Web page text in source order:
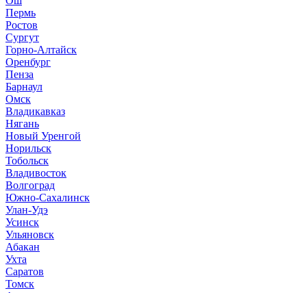
Пермь
Ростов
Сургут
Горно-Алтайск
Оренбург
Пенза
Барнаул
Омск
Владикавказ
Нягань
Новый Уренгой
Норильск
Тобольск
Владивосток
Волгоград
Южно-Сахалинск
Улан-Удэ
Усинск
Ульяновск
Абакан
Ухта
Саратов
Томск